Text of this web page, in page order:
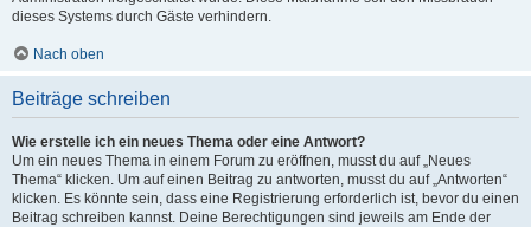
dieses Systems durch Gäste verhindern.
Nach oben
Beiträge schreiben
Wie erstelle ich ein neues Thema oder eine Antwort?
Um ein neues Thema in einem Forum zu eröffnen, musst du auf „Neues
Thema“ klicken. Um auf einen Beitrag zu antworten, musst du auf „Antworten“
klicken. Es könnte sein, dass eine Registrierung erforderlich ist, bevor du einen
Beitrag schreiben kannst. Deine Berechtigungen sind jeweils am Ende der